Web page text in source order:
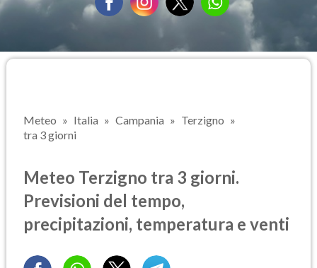
Meteo Italia Campania
Terzigno
tra 3 giorni
Meteo Terzigno tra 3 giorni.
Previsioni del tempo,
precipitazioni, temperatura e venti